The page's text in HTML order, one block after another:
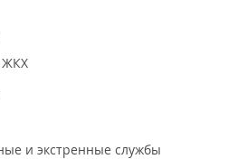
ЖКХ
и экстренные службы